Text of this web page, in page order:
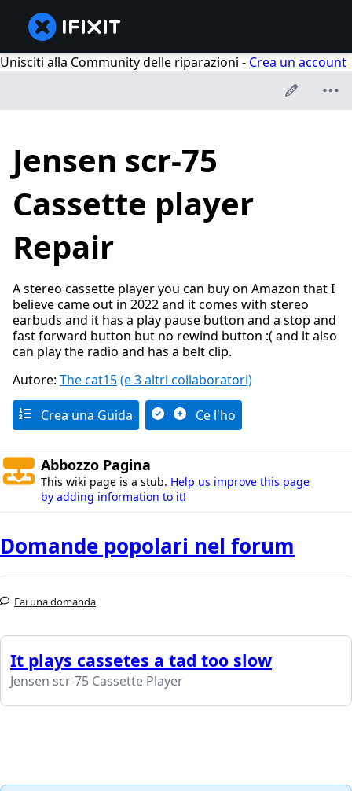
Unisciti alla Community delle riparazioni - Crea un account
Jensen scr-75
Cassette player
Repair
A stereo cassette player you can buy on Amazon that I
believe came out in 2022 and it comes with stereo
earbuds and it has a play pause button and a stop and
fast forward button but no rewind button :( and it also
can play the radio and has a belt clip.
Autore: The cat15(e 3 altri collaboratori)
Crea una Guida Ce l'ho
Abbozzo Pagina
This wiki page is a stub. Help us improve this page
by adding information to it!
Domande popolari nel forum
Fai una domanda
It plays cassetes a tad too slow
Jensen scr-75 Cassette Player